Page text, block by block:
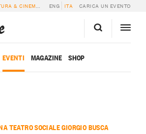
& CINEMA » CINEMA ALL’ARENA: A COMPLETE
ENG ITA CARICA UN EVENTO
EVENTI MAGAZINE SHOP
TEATRO SOCIALE GIORGIO BUSCA